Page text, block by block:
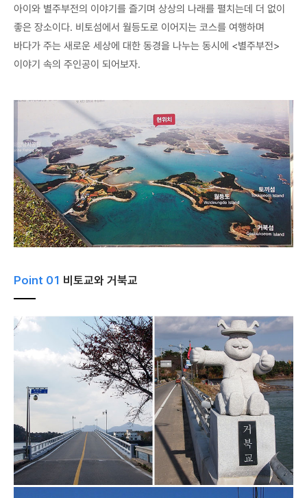
아이와 별주부전의 이야기를 즐기며 상상의 나래를 펼치는데 더 없이
좋은 장소이다. 비토섬에서 월등도로 이어지는 코스를 여행하며
바다가 주는 새로운 세상에 대한 동경을 나누는 동시에 <별주부전>
이야기 속의 주인공이 되어보자.
Point 01 비토교와 거북교